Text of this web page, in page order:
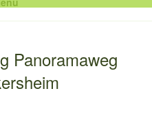
Panoramaweg